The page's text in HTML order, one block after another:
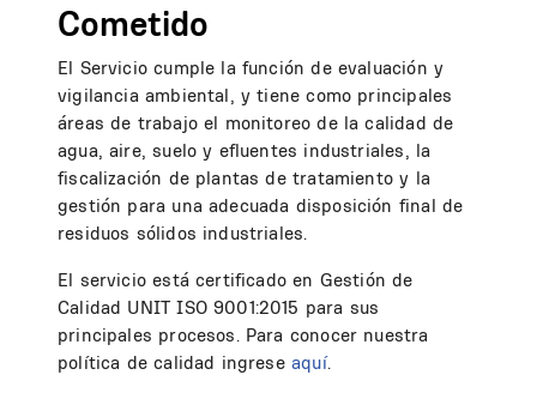
Cometido
El Servicio cumple la función de evaluación y
vigilancia ambiental, y tiene como principales
áreas de trabajo el monitoreo de la calidad de
agua, aire, suelo y efluentes industriales, la
fiscalización de plantas de tratamiento y la
gestión para una adecuada disposición final de
residuos sólidos industriales.
El servicio está certificado en Gestión de
Calidad UNIT ISO 9001:2015 para sus
principales procesos. Para conocer nuestra
política de calidad ingreseaquí.